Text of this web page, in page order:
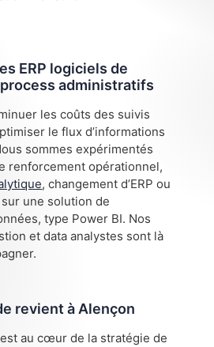
ERP logiciels de
administratifs
les coûts des suivis
le flux d’informations
sommes expérimentés
renforcement opérationnel,
, changement d’ERP ou
une solution de
type Power BI. Nos
et data analystes sont là
revient à Alençon
au cœur de la stratégie de